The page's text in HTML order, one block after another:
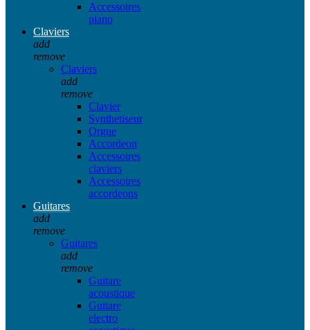
Accessoires
piano
Claviers
add
remove
Claviers
add
remove
Clavier
Synthetiseur
Orgue
Accordeon
Accessoires
claviers
Accessoires
accordeons
Guitares
add
remove
Guitares
add
remove
Guitare
acoustique
Guitare
electro